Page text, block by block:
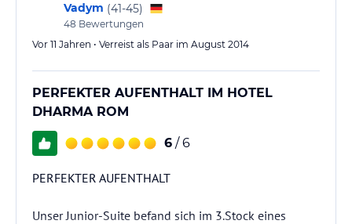
Vadym (41-45)
48 Bewertungen
Vor 11 Jahren • Verreist als Paar im August 2014
PERFEKTER AUFENTHALT IM HOTEL
DHARMA ROM
6 / 6
PERFEKTER AUFENTHALT
Unser Junior-Suite befand sich im 3.Stock eines